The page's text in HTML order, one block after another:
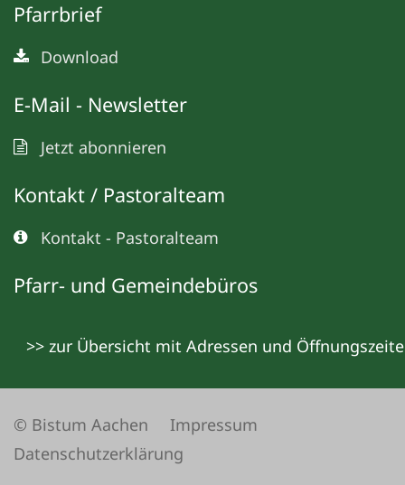
Pfarrbrief
Download
E-Mail - Newsletter
Jetzt abonnieren
Kontakt / Pastoralteam
Kontakt - Pastoralteam
Pfarr- und Gemeindebüros
>> zur Übersicht mit Adressen und
© Bistum Aachen
Impressum
Datenschutzerklärung